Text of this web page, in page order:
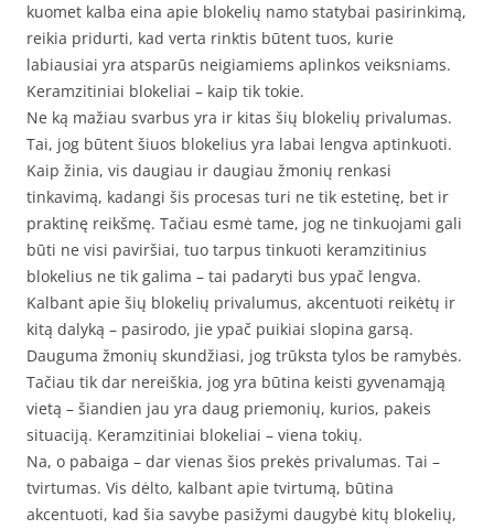
kuomet kalba eina apie blokelių namo statybai pasirinkimą,
reikia pridurti, kad verta rinktis būtent tuos, kurie
labiausiai yra atsparūs neigiamiems aplinkos veiksniams.
Keramzitiniai blokeliai – kaip tik tokie.
Ne ką mažiau svarbus yra ir kitas šių blokelių privalumas.
Tai, jog būtent šiuos blokelius yra labai lengva aptinkuoti.
Kaip žinia, vis daugiau ir daugiau žmonių renkasi
tinkavimą, kadangi šis procesas turi ne tik estetinę, bet ir
praktinę reikšmę. Tačiau esmė tame, jog ne tinkuojami gali
būti ne visi paviršiai, tuo tarpus tinkuoti keramzitinius
blokelius ne tik galima – tai padaryti bus ypač lengva.
Kalbant apie šių blokelių privalumus, akcentuoti reikėtų ir
kitą dalyką – pasirodo, jie ypač puikiai slopina garsą.
Dauguma žmonių skundžiasi, jog trūksta tylos be ramybės.
Tačiau tik dar nereiškia, jog yra būtina keisti gyvenamąją
vietą – šiandien jau yra daug priemonių, kurios, pakeis
situaciją. Keramzitiniai blokeliai – viena tokių.
Na, o pabaiga – dar vienas šios prekės privalumas. Tai –
tvirtumas. Vis dėlto, kalbant apie tvirtumą, būtina
akcentuoti, kad šia savybe pasižymi daugybė kitų blokelių,